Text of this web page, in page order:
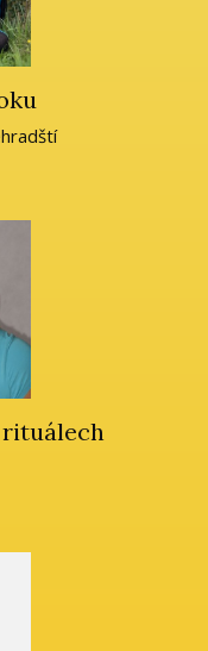
rituálech